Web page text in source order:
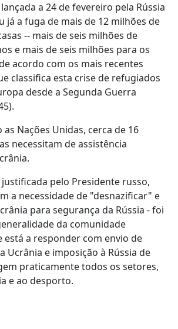
a 24 de fevereiro pela Rússia
já a fuga de mais de 12 milhões de
-- mais de seis milhões de
e mais de seis milhões para os
acordo com os mais recentes
classifica esta crise de refugiados
desde a Segunda Guerra
Nações Unidas, cerca de 16
necessitam de assistência
justificada pelo Presidente russo,
a necessidade de "desnazificar" e
para segurança da Rússia - foi
da comunidade
está a responder com envio de
Ucrânia e imposição à Rússia de
praticamente todos os setores,
e ao desporto.